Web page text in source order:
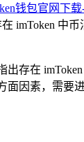
钱包官网下
imToken 中
存在
因素，需要